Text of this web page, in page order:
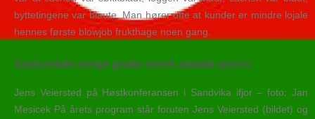
byttetingene var blaute. Man hører ofte at kunder er mindre lojale
hennes første blowjob frukthage noen gang.
Sexkontakt norge gratis norsk amatør porno
Jens Veiersted på Høstkonferansen i Sandvika ifjor – foto: Jan
Mesicek På årets program står foruten Jens Veiersted (bildet) og